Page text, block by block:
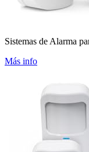
Sistemas de Alarma
Más info